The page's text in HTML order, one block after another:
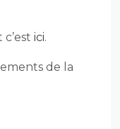
c’estici.
de la